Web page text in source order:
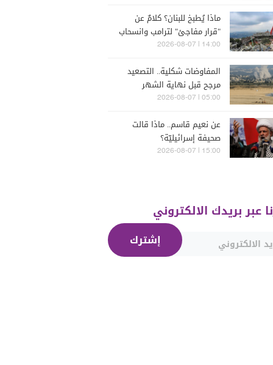
ماذا يُطبخ للبنان؟ كلامٌ عن
"قرار مفاجئ" لترامب وانسحاب
إسرائيل
14:00 | 2026-08-07
المفاوضات شكلية.. التصعيد
مرجح قبل نهاية الشهر
05:00 | 2026-08-07
عن نعيم قاسم.. ماذا قالت
صحيفة إسرائيليّة؟
15:00 | 2026-08-07
عبر بريدك الالكتروني
إشترك